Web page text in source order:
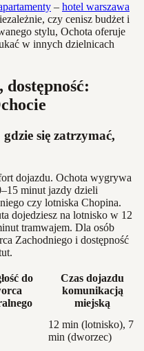
– hotel warszawa
czy cenisz budżet i
stylu, Ochota oferuje
w innych dzielnicach
się zatrzymać,
dojazdu. Ochota wygrywa
minut jazdy dzieli
czy lotniska Chopina.
dojedziesz na lotnisko w 12
tramwajem. Dla osób
Zachodniego i dostępność
do
Czas dojazdu
komunikacją
miejską
12 min (lotnisko), 7
min (dworzec)